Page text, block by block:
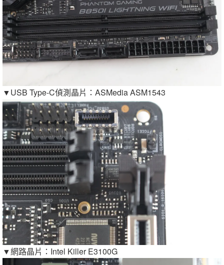
▼USB Type-C偵測晶片：ASMedia ASM1543
▼網路晶片：Intel Killer E3100G